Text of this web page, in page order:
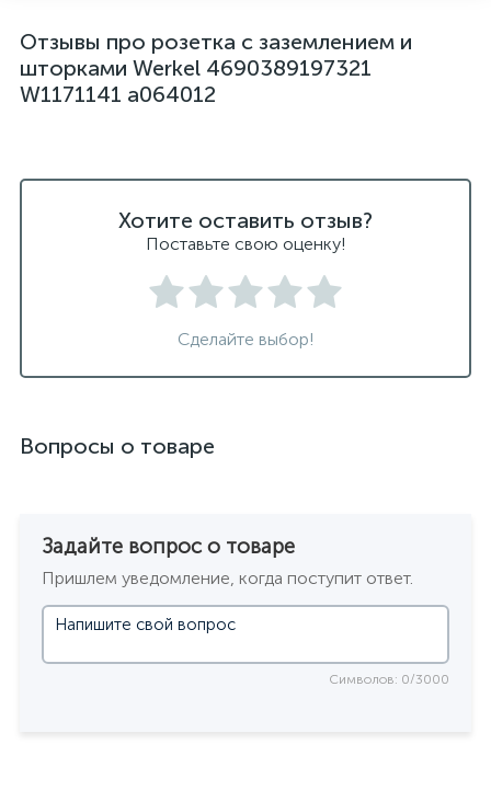
Отзывы про розетка с заземлением и
шторками Werkel 4690389197321
W1171141 a064012
Хотите оставить отзыв?
Поставьте свою оценку!
Сделайте выбор!
Вопросы о товаре
Задайте вопрос о товаре
Пришлем уведомление, когда поступит ответ.
Символов: 0/3000